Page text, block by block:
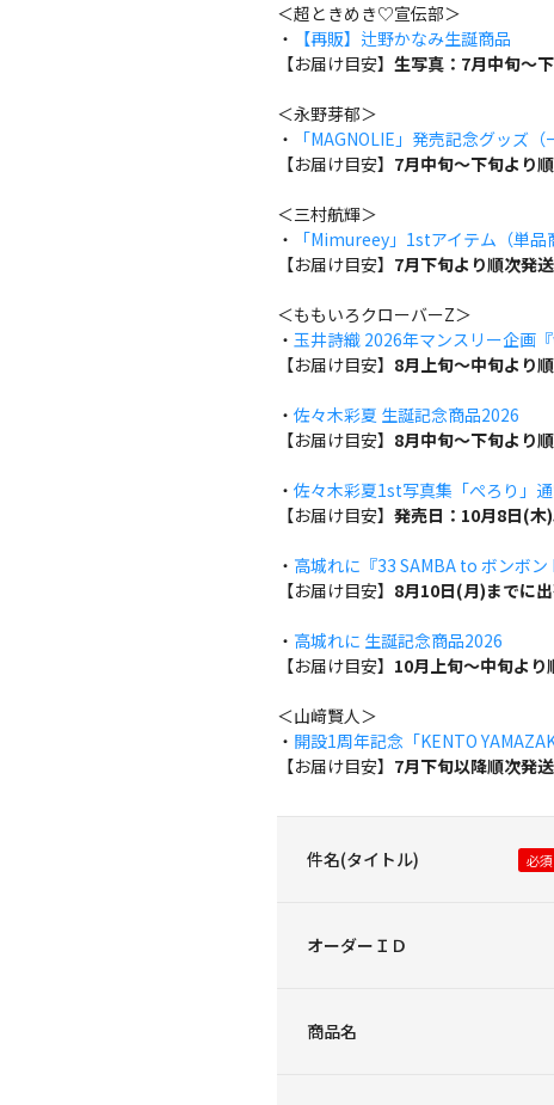
＜超ときめき♡宣伝部＞
・
【再販】辻野かなみ生誕商品
【お届け目安】 生写真：7月中旬～
＜永野芽郁＞
・
「MAGNOLIE」発売記念グッズ（
【お届け目安】 7月中旬～下旬より
＜三村航輝＞
・
「Mimureey」1stアイテム（単品
【お届け目安】 7月下旬より順次発
＜ももいろクローバーZ＞
・ 玉井詩織 2026年マンスリー企画
【お届け目安】 8月上旬～中旬より
・ 佐々木彩夏 生誕記念商品2026
【お届け目安】 8月中旬～下旬より
・ 佐々木彩夏1st写真集「ぺろり」
【お届け目安】 発売日：10月8日(木
・ 高城れに『33 SAMBA to ボンボン
【お届け目安】 8月10日(月)までに
・ 高城れに 生誕記念商品2026
【お届け目安】 10月上旬～中旬より
＜山﨑賢人＞
・ 開設1周年記念「KENTO
【お届け目安】 7月下旬以降順次発
件名(タイトル)
オーダーＩＤ
商品名